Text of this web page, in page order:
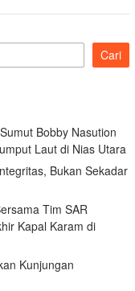
Cari
Bobby Nasution
Laut di Nias Utara
Bukan Sekadar
Tim SAR
Kapal Karam di
Kunjungan